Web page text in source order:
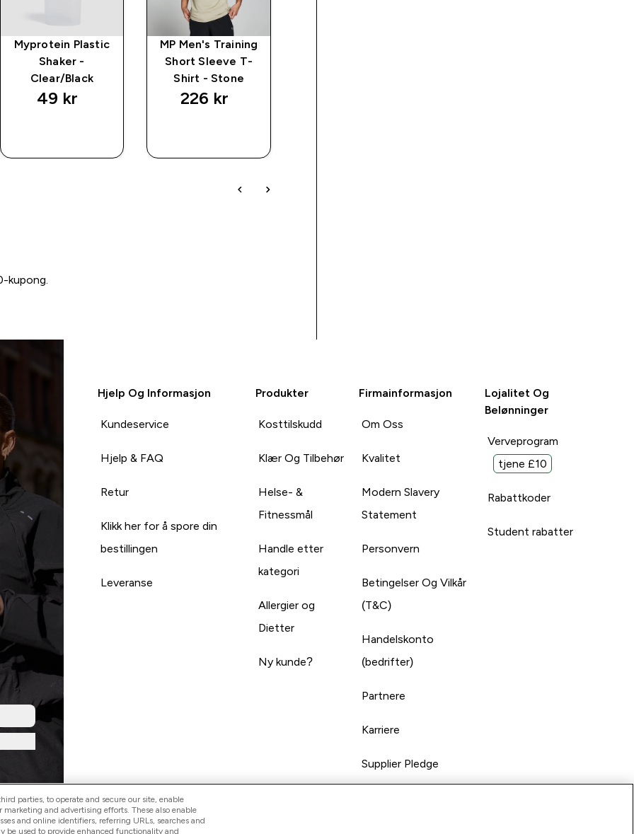
Myprotein Plastic
Shaker -
Clear/Black
49 kr‎
MP Men's Training
Short Sleeve T-
Shirt - Stone
226 kr‎
kupong.
Hjelp Og Informasjon
Kundeservice
Hjelp & FAQ
Retur
Klikk her for å spore din
bestillingen
Leveranse
Produkter
Kosttilskudd
Klær Og Tilbehør
Helse- &
Fitnessmål
Handle etter
kategori
Allergier og
Dietter
Ny kunde?
Firmainformasjon
Om Oss
Kvalitet
Modern Slavery
Statement
Personvern
Betingelser Og Vilkår
(T&C)
Handelskonto
(bedrifter)
Partnere
Karriere
Supplier Pledge
Lojalitet Og
Belønninger
Verveprogram
tjene £10
Rabattkoder
Student rabatter
parties, to operate and secure our site, enable
and advertising efforts. These also enable
and online identifiers, referring URLs, searches and
be used to provide enhanced functionality and